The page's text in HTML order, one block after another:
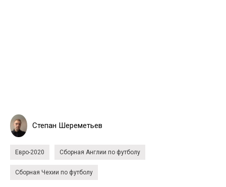
Степан Шереметьев
Евро-2020 Сборная Англии по футболу
Сборная Чехии по футболу